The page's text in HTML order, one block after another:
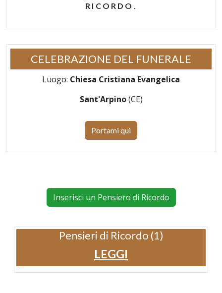
RICORDO .
CELEBRAZIONE DEL FUNERALE
Luogo: Chiesa Cristiana Evangelica
Sant'Arpino(CE)
Portami qui
Inserisci un Pensiero di Ricordo
Pensieri di Ricordo (1)
LEGGI